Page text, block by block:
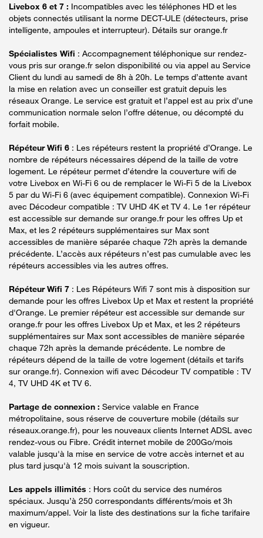
Livebox 6 et 7 : Incompatibles avec les téléphones HD et les
objets connectés utilisant la norme DECT-ULE (détecteurs, prise
intelligente, ampoules et interrupteur). Détails sur orange.fr
Spécialistes Wifi : Accompagnement téléphonique sur rendez-
vous pris sur orange.fr selon disponibilité ou via appel au Service
Client du lundi au samedi de 8h à 20h. Le temps d’attente avant
la mise en relation avec un conseiller est gratuit depuis les
réseaux Orange. Le service est gratuit et l’appel est au prix d’une
communication normale selon l’offre détenue, ou décompté du
forfait mobile.
Répéteur Wifi 6 : Les répéteurs restent la propriété d’Orange. Le
nombre de répéteurs nécessaires dépend de la taille de votre
logement. Le répéteur permet d’étendre la couverture wifi de
votre Livebox en Wi-Fi 6 ou de remplacer le Wi-Fi 5 de la Livebox
5 par du Wi-Fi 6 (avec équipement compatible). Connexion Wi-Fi
avec Décodeur compatible : TV UHD 4K et TV 4. Le 1er répéteur
est accessible sur demande sur orange.fr pour les offres Up et
Max, et les 2 répéteurs supplémentaires sur Max sont
accessibles de manière séparée chaque 72h après la demande
précédente. L’accès aux répéteurs n’est pas cumulable avec les
répéteurs accessibles via les autres offres.
Répéteur Wifi 7 : Les Répéteurs Wifi 7 sont mis à disposition sur
demande pour les offres Livebox Up et Max et restent la propriété
d'Orange. Le premier répéteur est accessible sur demande sur
orange.fr pour les offres Livebox Up et Max, et les 2 répéteurs
supplémentaires sur Max sont accessibles de manière séparée
chaque 72h après la demande précédente. Le nombre de
répéteurs dépend de la taille de votre logement (détails et tarifs
sur orange.fr). Connexion wifi avec Décodeur TV compatible : TV
4, TV UHD 4K et TV 6.
Partage de connexion : Service valable en France
métropolitaine, sous réserve de couverture mobile (détails sur
réseaux.orange.fr), pour les nouveaux clients Internet ADSL avec
rendez-vous ou Fibre. Crédit internet mobile de 200Go/mois
valable jusqu'à la mise en service de votre accès internet et au
plus tard jusqu'à 12 mois suivant la souscription.
Les appels illimités : Hors coût du service des numéros
spéciaux. Jusqu’à 250 correspondants différents/mois et 3h
maximum/appel. Voir la liste des destinations sur la fiche tarifaire
en vigueur.